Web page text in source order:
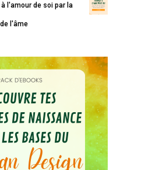
l'amour de soi par la
l'âme